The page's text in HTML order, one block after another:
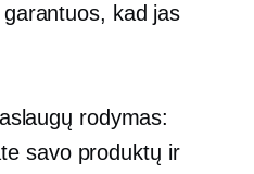
kad jas
rodymas:
savo produktų ir